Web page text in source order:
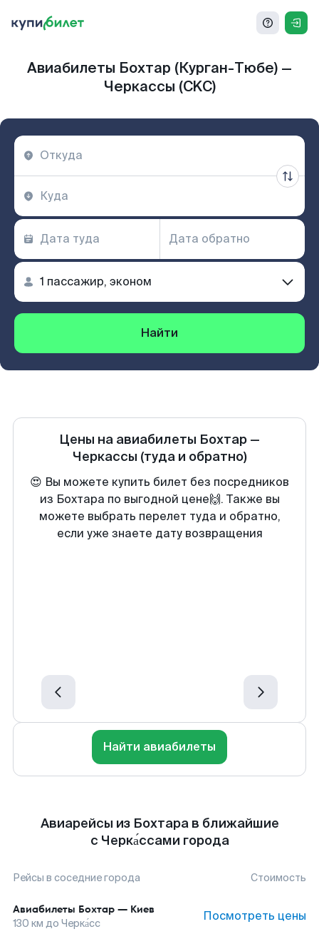
Авиабилеты Бохтар (Курган-Тюбе) —
Черкассы (CKC)
Найти
Цены на авиабилеты Бохтар —
Черкассы (туда и обратно)
😍 Вы можете купить билет без посредников
из Бохтара по выгодной цене🙌. Также вы
можете выбрать перелет туда и обратно,
если уже знаете дату возвращения
Найти авиабилеты
Авиарейсы из Бохтара в ближайшие
с Черка́ссами города
Рейсы в соседние города Стоимость
Авиабилеты Бохтар — Киев
130 км до Черка́сс Посмотреть цены